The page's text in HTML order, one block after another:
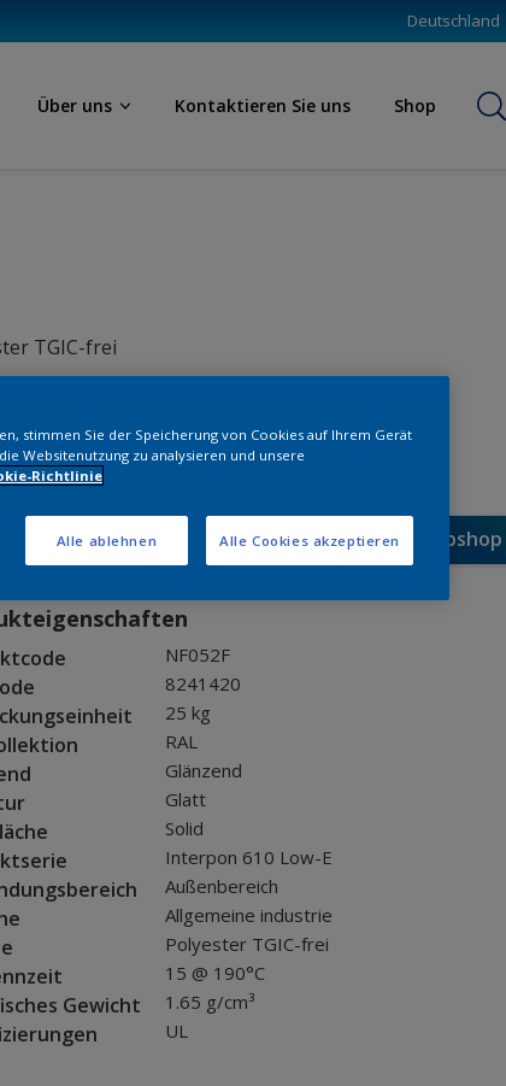
Deutschland
Über uns Kontaktieren Sie uns Shop
TGIC-frei
bestellen Bestellen Sie direkt im Webshop
NF052F
8241420
25 kg
RAL
Glänzend
Glatt
Solid
Interpon 610 Low-E
Außenbereich
Allgemeine industrie
Polyester TGIC-frei
15 @ 190°C
Gewicht 1.65 g/cm³
UL
stimmen Sie der Speicherung von Cookies auf Ihrem Gerät
Websitenutzung zu analysieren und unsere
Richtlinie
Alle ablehnen Alle Cookies akzeptieren